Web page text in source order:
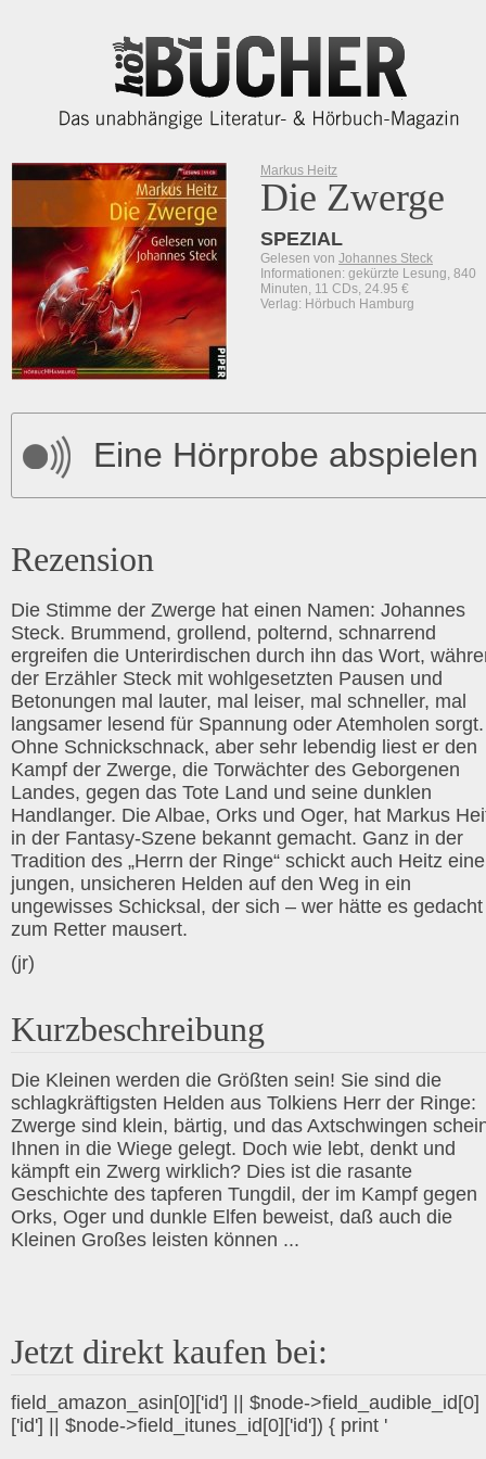
Markus Heitz
Die Zwerge
SPEZIAL
Gelesen von Johannes Steck
Informationen: gekürzte Lesung, 840
Minuten, 11 CDs, 24.95 €
Verlag: Hörbuch Hamburg
Eine Hörprobe abspielen
Rezension
Die Stimme der Zwerge hat einen Namen: Johannes
Steck. Brummend, grollend, polternd, schnarrend
ergreifen die Unterirdischen durch ihn das Wort,
der Erzähler Steck mit wohlgesetzten Pausen und
Betonungen mal lauter, mal leiser, mal schneller, mal
langsamer lesend für Spannung oder Atemholen sorgt.
Ohne Schnickschnack, aber sehr lebendig liest er den
Kampf der Zwerge, die Torwächter des Geborgenen
Landes, gegen das Tote Land und seine dunklen
Handlanger. Die Albae, Orks und Oger, hat Markus
in der Fantasy-Szene bekannt gemacht. Ganz in der
Tradition des „Herrn der Ringe“ schickt auch Heitz
jungen, unsicheren Helden auf den Weg in ein
ungewisses Schicksal, der sich – wer hätte es
zum Retter mausert.
(jr)
Kurzbeschreibung
Die Kleinen werden die Größten sein! Sie sind die
schlagkräftigsten Helden aus Tolkiens Herr der Ringe:
Zwerge sind klein, bärtig, und das Axtschwingen
Ihnen in die Wiege gelegt. Doch wie lebt, denkt und
kämpft ein Zwerg wirklich? Dies ist die rasante
Geschichte des tapferen Tungdil, der im Kampf gegen
Orks, Oger und dunkle Elfen beweist, daß auch die
Kleinen Großes leisten können ...
Jetzt direkt kaufen bei:
field_amazon_asin[0]['id'] || $node->field_audible_id[0]
['id'] || $node->field_itunes_id[0]['id']) { print '